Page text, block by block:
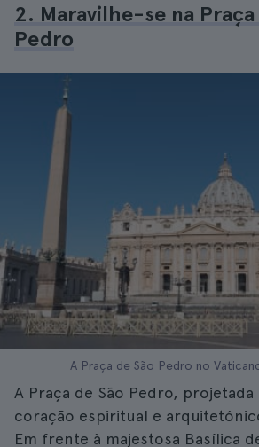
2. Maravilhe-se na Praça
Pedro
A Praça de São Pedro no
A Praça de São Pedro,
coração espiritual e
Em frente à majestosa Basílica